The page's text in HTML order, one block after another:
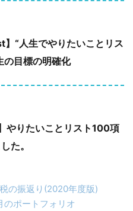
】“人生でやりたいことリス
の目標の明確化
やりたいことリスト100項
た。
の振返り(2020年度版)
のポートフォリオ